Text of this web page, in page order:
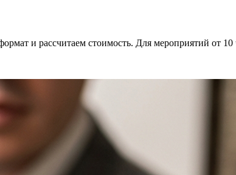
и рассчитаем стоимость. Для мероприятий от 10